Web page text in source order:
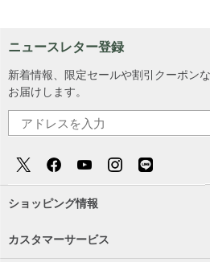
ニュースレター登録
新着情報、限定セールや割引クーポン
お届けします。
ショッピング情報
カスタマーサービス